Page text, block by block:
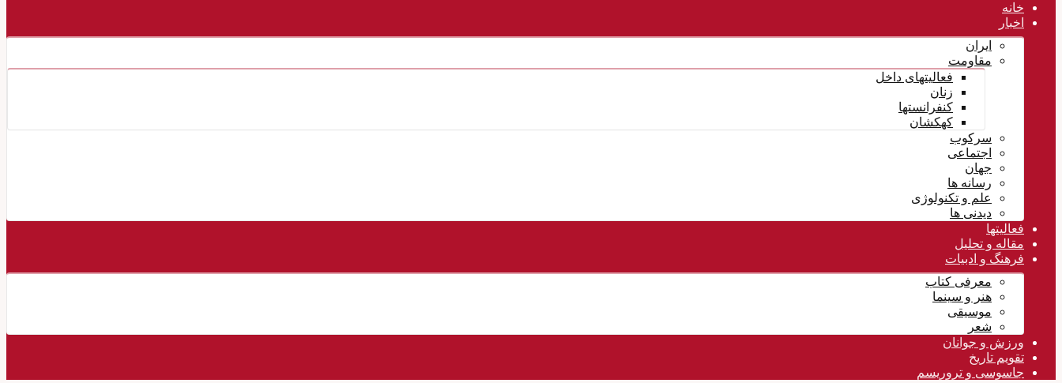
خانه
اخبار
ایران
مقاومت
فعالیتهای داخل
زنان
کنفرانستها
کهکشان
سرکوب
اجتماعی
جهان
رسانه ها
علم و تکنولوژی
دیدنی ها
فعالیتها
مقاله و تحلیل
فرهنگ و ادبیات
معرفی کتاب
هنر و سینما
موسیقی
شعر
ورزش و جوانان
تقویم تاريخ
جاسوسی و تروریسم